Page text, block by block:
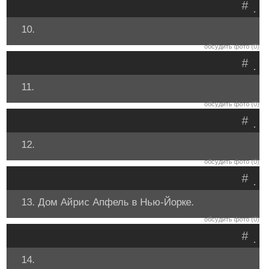
.
#
10.
обсудить фото (0)
.
#
11.
обсудить фото (0)
.
#
12.
обсудить фото (0)
.
#
13. Дом Айрис Апфель в Нью-Йорке.
обсудить фото (0)
.
#
14.